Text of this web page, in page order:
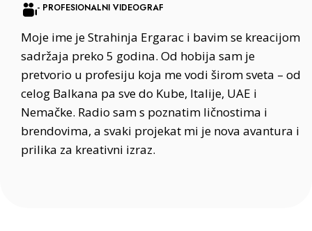
- PROFESIONALNI VIDEOGRAF
Moje ime je Strahinja Ergarac i bavim se kreacijom
sadržaja preko 5 godina. Od hobija sam je
pretvorio u profesiju koja me vodi širom sveta – od
celog Balkana pa sve do Kube, Italije, UAE i
Nemačke. Radio sam s poznatim ličnostima i
brendovima, a svaki projekat mi je nova avantura i
prilika za kreativni izraz.